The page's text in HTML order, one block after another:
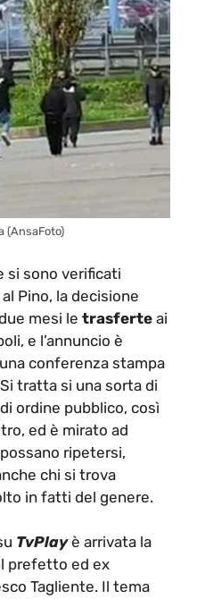
(AnsaFoto)
si sono verificati
Pino, la decisione
mesi le trasferte ai
e l’annuncio è
conferenza stampa
tratta si una sorta di
ordine pubblico, così
ed è mirato ad
ripetersi,
chi si trova
in fatti del genere.
TvPlay è arrivata la
prefetto ed ex
Tagliente. Il tema